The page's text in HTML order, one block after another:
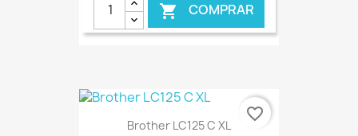
 COMPRAR
€ ONLINE
Brother LC125 C XL
favorite_border